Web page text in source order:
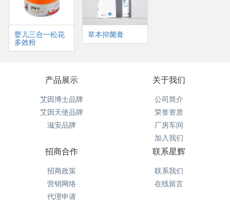
婴儿三合一松花
多效粉
草本抑菌膏
产品展示
艾因博士品牌
艾因天使品牌
滋安品牌
关于我们
公司简介
荣誉资质
厂房车间
加入我们
招商合作
招商政策
营销网络
代理申请
联系星辉
联系我们
在线留言